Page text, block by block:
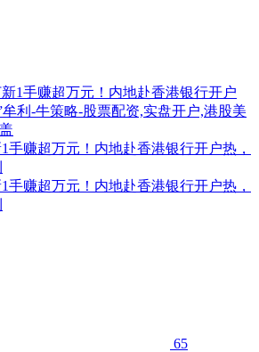
手赚超万元！内地赴香港银行开户热，
手赚超万元！内地赴香港银行开户热，
65